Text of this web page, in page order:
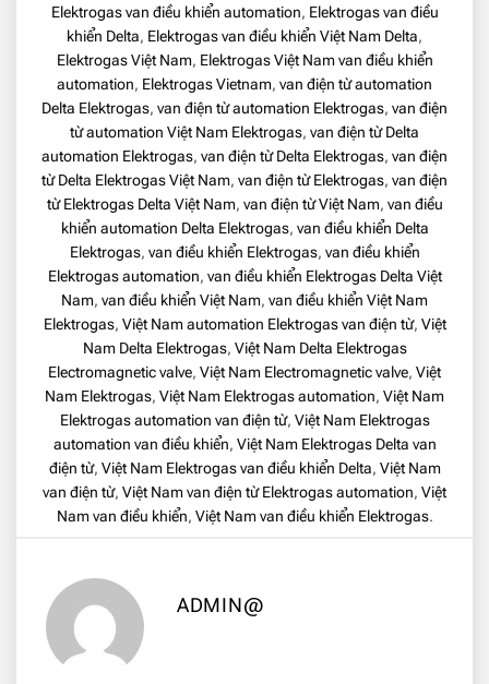
Elektrogas van điều khiển automation, Elektrogas van điều
khiển Delta, Elektrogas van điều khiển Việt Nam Delta,
Elektrogas Việt Nam, Elektrogas Việt Nam van điều khiển
automation, Elektrogas Vietnam, van điện từ automation
Delta Elektrogas, van điện từ automation Elektrogas, van điện
từ automation Việt Nam Elektrogas, van điện từ Delta
automation Elektrogas, van điện từ Delta Elektrogas, van điện
từ Delta Elektrogas Việt Nam, van điện từ Elektrogas, van điện
từ Elektrogas Delta Việt Nam, van điện từ Việt Nam, van điều
khiển automation Delta Elektrogas, van điều khiển Delta
Elektrogas, van điều khiển Elektrogas, van điều khiển
Elektrogas automation, van điều khiển Elektrogas Delta Việt
Nam, van điều khiển Việt Nam, van điều khiển Việt Nam
Elektrogas, Việt Nam automation Elektrogas van điện từ, Việt
Nam Delta Elektrogas, Việt Nam Delta Elektrogas
Electromagnetic valve, Việt Nam Electromagnetic valve, Việt
Nam Elektrogas, Việt Nam Elektrogas automation, Việt Nam
Elektrogas automation van điện từ, Việt Nam Elektrogas
automation van điều khiển, Việt Nam Elektrogas Delta van
điện từ, Việt Nam Elektrogas van điều khiển Delta, Việt Nam
van điện từ, Việt Nam van điện từ Elektrogas automation, Việt
Nam van điều khiển, Việt Nam van điều khiển Elektrogas.
ADMIN@